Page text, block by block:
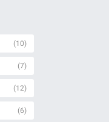
(10)
(7)
(12)
(6)